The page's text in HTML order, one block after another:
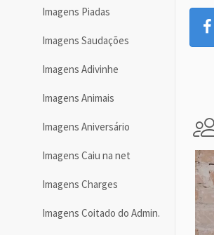
Imagens Piadas
Imagens Saudações
Imagens Adivinhe
Imagens Animais
Imagens Aniversário
Imagens Caiu na net
Imagens Charges
Imagens Coitado do Admin.